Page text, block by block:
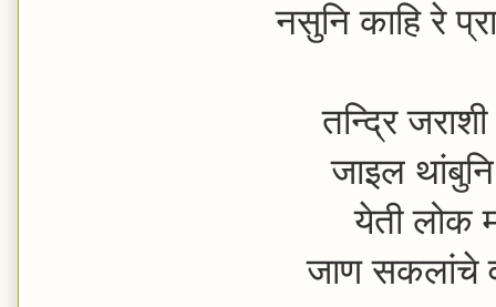
नसुनि काहि रे
तन्द्रि
जाइल
येती लोक
जाण सकलांचे